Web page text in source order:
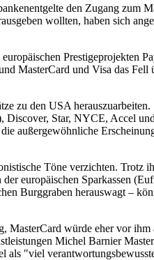
den Zugang
wollten, haben sich
Prestigeprojekten
MasterCard und Visa das
zu den USA
Discover, Star, NYCE, Accel
außergewöhnliche
Töne verzichten.
europäischen Sparkassen
Burggraben herauswagt –
würde eher vor
Michel Barnier
als "viel